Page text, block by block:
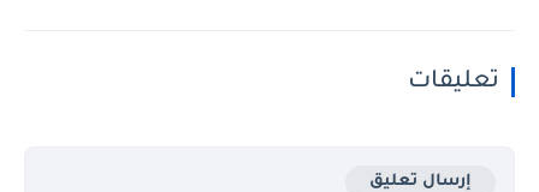
تعليقات
إرسال تعليق